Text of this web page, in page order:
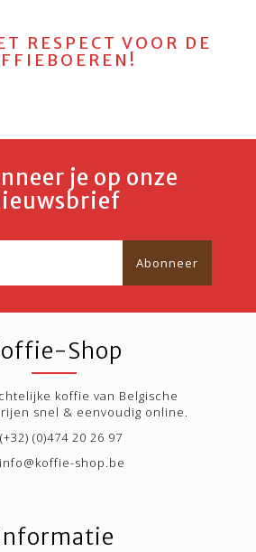
RESPECT VOOR DE
je op onze
Abonneer
Shop
koffie van Belgische
snel & eenvoudig online.
(+32) (0)474 20 26 97
info@koffie-shop.be